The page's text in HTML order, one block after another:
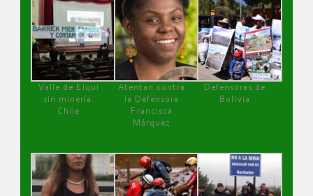
Valle de Elqui
sin minería.
Chile
Atentan contra
la Defensora
Francisca
Márquez
Defensoras de
Bolivia